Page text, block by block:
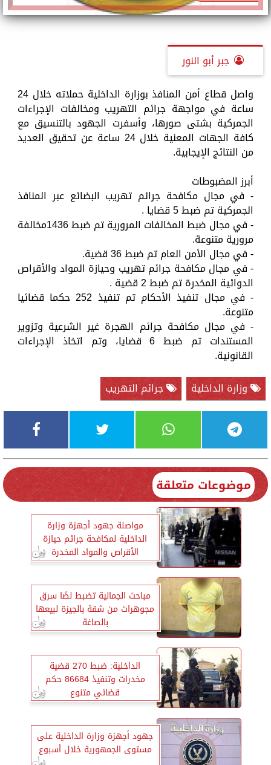
جبر أبو النور
واصل قطاع أمن المنافذ بوزارة الداخلية حملاته خلال 24
ساعة في مواجهة جرائم التهريب ومخالفات الإجراءات
الجمركية بشتى صورها، وأسفرت الجهود بالتنسيق مع
كافة الجهات المعنية خلال 24 ساعة عن تحقيق العديد
من النتائج الإيجابية.
أبرز المضبوطات
- في مجال مكافحة جرائم تهريب البضائع عبر المنافذ
الجمركية تم ضبط 5 قضايا .
- في مجال ضبط المخالفات المرورية تم ضبط 1436مخالفة
مرورية متنوعة.
- في مجال الأمن العام تم ضبط 36 قضية.
- في مجال مكافحة جرائم تهريب وحيازة المواد والأقراص
الدوائية المخدرة تم ضبط 2 قضية .
- في مجال تنفيذ الأحكام تم تنفيذ 252 حكما قضائيا
متنوعة.
- في مجال مكافحة جرائم الهجرة غير الشرعية وتزوير
المستندات تم ضبط 6 قضايا، وتم اتخاذ الإجراءات
القانونية.
وزارة الداخلية
جرائم التهريب
موضوعات متعلقة
مواصلة جهود أجهزة وزارة
الداخلية لمكافحة جرائم حيازة
الأقراص والمواد المخدرة
مباحث الجمالية تضبط لصًا سرق
مجوهرات من شقة بالجيزة لبيعها
بالصاغة
الداخلية: ضبط 270 قضية
مخدرات وتنفيذ 86684 حكم
قضائي متنوع
جهود أجهزة وزارة الداخلية على
مستوى الجمهورية خلال أسبوع